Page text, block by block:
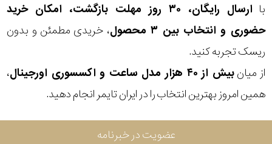
با
ارسال رایگان، ۳۰ روز مهلت بازگشت، امکان خرید
حضوری و انتخاب بین ۳ محصول
، خریدی مطمئن و بدون
ریسک تجربه کنید.
از میانبیش از ۴۰ هزار مدل ساعت و اکسسوری اورجینال
،
همین امروز بهترین انتخاب را در ایران تایمر انجام دهید.
عضویت در خبرنامه